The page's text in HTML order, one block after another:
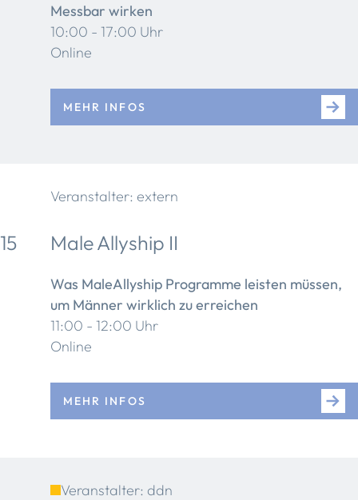
Messbar wirken
10:00 - 17:00 Uhr
Online
MEHR INFOS
Veranstalter: extern
15 Male Allyship II
Was MaleAllyship Programme leisten müssen,
um Männer wirklich zu erreichen
11:00 - 12:00 Uhr
Online
MEHR INFOS
Veranstalter: ddn